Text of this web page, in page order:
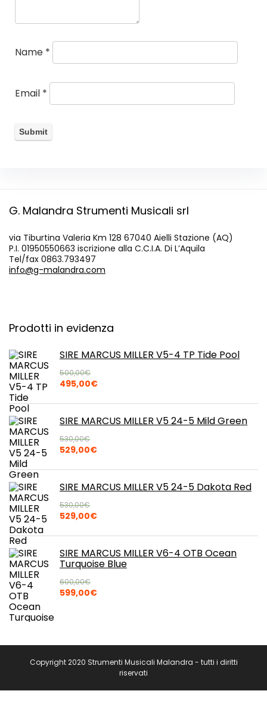
Name *
Email *
G. Malandra Strumenti Musicali srl
via Tiburtina Valeria Km 128 67040 Aielli Stazione (AQ)
P.I. 01950550663 iscrizione alla C.C.I.A. Di L’Aquila
Tel/fax 0863.793497
info@g-malandra.com
Prodotti in evidenza
SIRE MARCUS MILLER V5-4 TP Tide Pool
500,00€
Il
originale
era:
500,00€.
495,00€Il
attuale
è:
495,00€.
SIRE MARCUS MILLER V5 24-5 Mild Green
530,00€
Il
originale
era:
530,00€.
529,00€Il
attuale
è:
529,00€.
SIRE MARCUS MILLER V5 24-5 Dakota Red
530,00€
Il
originale
era:
530,00€.
529,00€Il
attuale
è:
529,00€.
SIRE MARCUS MILLER V6-4 OTB Ocean
Turquoise Blue
600,00€
Il599,00€Il
Copyright 2020 Strumenti Musicali Malandra - tutti i diritti
riservati